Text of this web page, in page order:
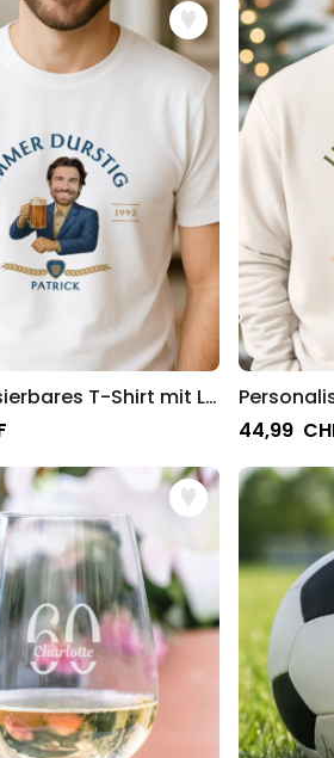
Personalisierbares T-Shirt mit Logo und Gesicht
44,99 CHF